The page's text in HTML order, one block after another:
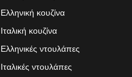
Ελληνική κουζίνα
Ιταλική κουζίνα
Ελληνικές ντουλάπες
Ιταλικές ντουλάπες